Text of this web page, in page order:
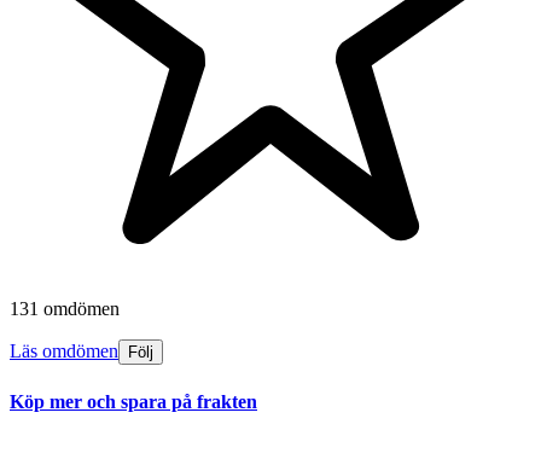
131 omdömen
Läs omdömen Följ
Köp mer och spara på frakten